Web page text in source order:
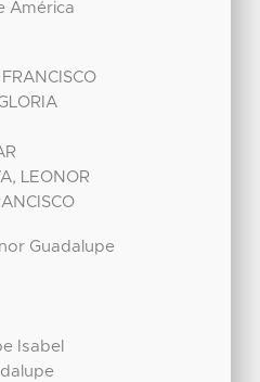
América
LEONOR
Guadalupe
Isabel